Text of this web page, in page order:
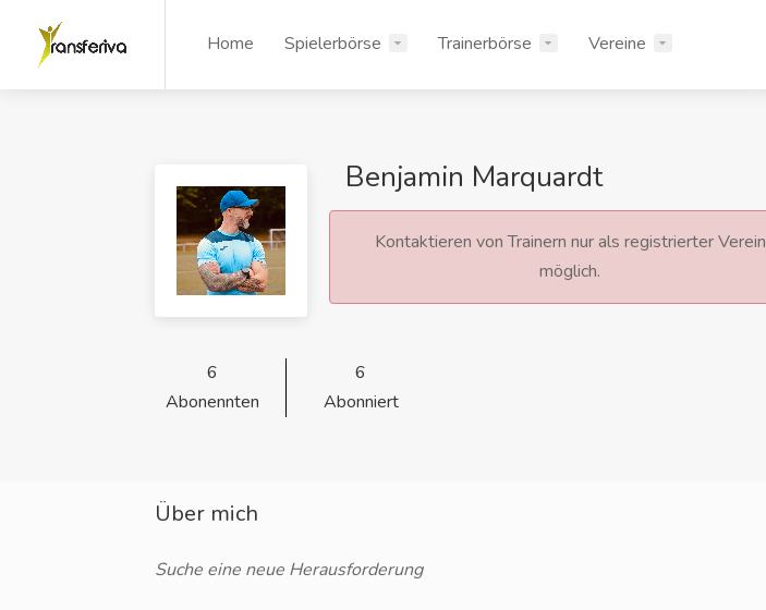
Home Spielerbörse Trainerbörse Vereine
Benjamin Marquardt
Kontaktieren von Trainern nur als registrierter Verein
möglich.
6
Abonennten
6
Abonniert
Über mich
Suche eine neue Herausforderung